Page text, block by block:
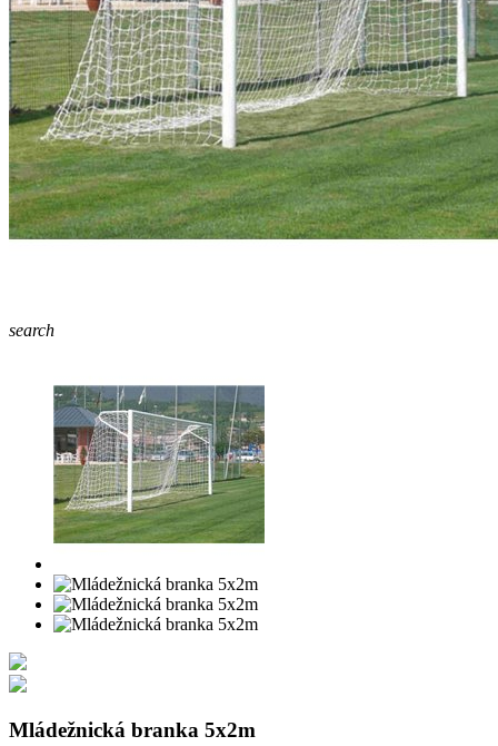
search
Mládežnická branka 5x2m